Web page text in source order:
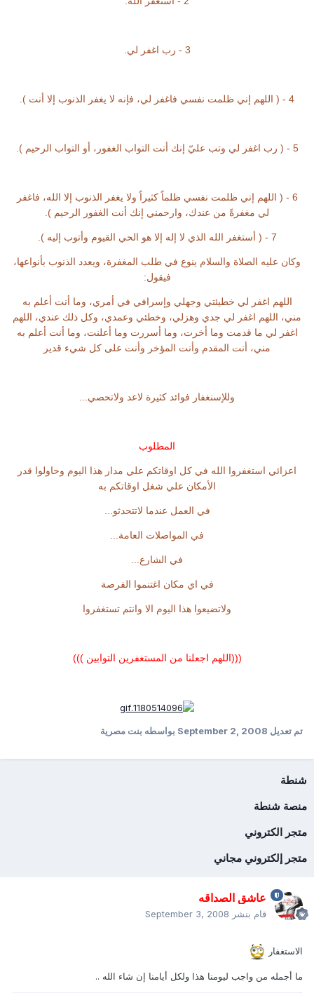
3 - رب اغفر لي.
4 - ( اللهم إني ظلمت نفسي فاغفر لي، فإنه لا يغفر الذنوب إلا أنت ).
5 - ( رب اغفر لي وتب عليّ إنك أنت التواب الغفور، أو التواب الرحيم ).
6 - ( اللهم إني ظلمت نفسي ظلماً كثيراً ولا يغفر الذنوب إلا الله، فاغفر
لي مغفرةً من عندك، وارحمني إنك أنت الغفور الرحيم ).
7 - ( أستغفر الله الذي لا إله إلا هو الحي القيوم وأتوب إليه ).
وكان عليه الصلاة والسلام ينوع في طلب المغفرة، ويعدد الذنوب بأنواعها،
فيقول:
اللهم اغفر لي خطيئتي وجهلي وإسرافي في أمري، وما أنت أعلم به
مني، اللهم اغفر لي جدي وهزلي، وخطئي وعمدي، وكل ذلك عندي، اللهم
اغفر لي ما قدمت وما أخرت، وما أسررت وما أعلنت، وما أنت أعلم به
مني، أنت المقدم وأنت المؤخر وأنت على كل شيء قدير
وللإسنغفار فوائد كثيرة لاعد ولاتحصي...
المطلوب
اعزائي استغفروا الله في كل اوقاتكم علي مدار هذا اليوم وحاولوا قدر
الأمكان علي شغل اوقاتكم به
في العمل عندما لاتتحدثو...
في المواصلات العامة...
في الشارع...
في اي مكان اغتنموا الفرصة
ولاتضيعوا هذا اليوم الا وانتم تستغفروا
(((اللهم اجعلنا من المستغفرين التوابين )))
تم تعديلSeptember 2, 2008بواسطه بنت مصرية
شنطة
منصة شنطة
متجر الكتروني
متجر إلكتروني مجاني
عاشق الصداقه
قام بنشر September 3, 2008
الاستغفار
ما أجمله من واجب ليومنا هذا ولكل أيامنا إن شاء الله ..